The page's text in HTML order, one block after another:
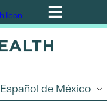
Español de México